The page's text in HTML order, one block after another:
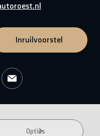
Inruilvoorstel
Opties